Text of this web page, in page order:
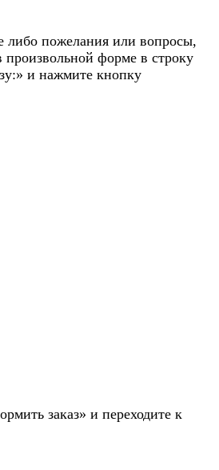
либо пожелания или вопросы,
произвольной форме в строку
и нажмите кнопку
заказ» и переходите к